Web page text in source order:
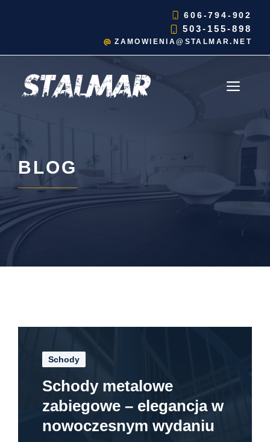
606-794-902
503-155-898
ZAMOWIENIA@STALMAR.NET
BLOG
Schody
Schody metalowe
zabiegowe – elegancja w
nowoczesnym wydaniu